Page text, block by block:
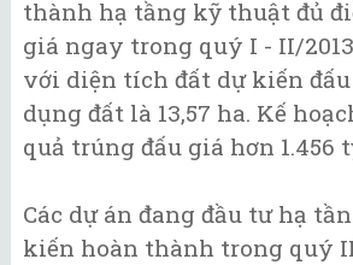
thành hạ tầng kỹ thuật đủ
giá ngay trong quý I - II/
với diện tích đất dự kiến
dụng đất là 13,57 ha. Kế
quả trúng đấu giá hơn 1.456
Các dự án đang đầu tư hạ
kiến hoàn thành trong quý